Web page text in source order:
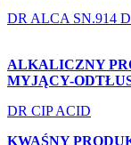
DR ALCA SN.914
ALKALICZNY
MYJĄCY-
DR CIP ACID
KWAŚNY